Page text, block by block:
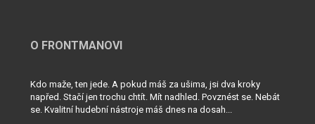
O FRONTMANOVI
Kdo maže, ten jede. A pokud máš za ušima, jsi dva kroky
napřed. Stačí jen trochu chtít. Mít nadhled. Povznést se. Nebát
se. Kvalitní hudební nástroje máš dnes na dosah...